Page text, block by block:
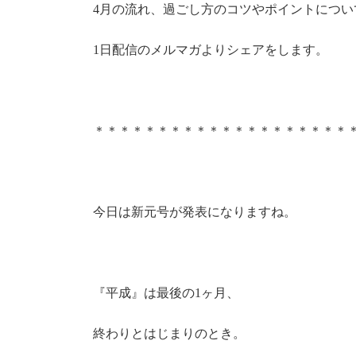
4月の流れ、過ごし方のコツやポイントについ
1日配信のメルマガよりシェアをします。
＊＊＊＊＊＊＊＊＊＊＊＊＊＊＊＊＊＊＊＊
今日は新元号が発表になりますね。
『平成』は最後の1ヶ月、
終わりとはじまりのとき。